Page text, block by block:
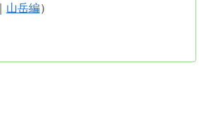
山岳編）